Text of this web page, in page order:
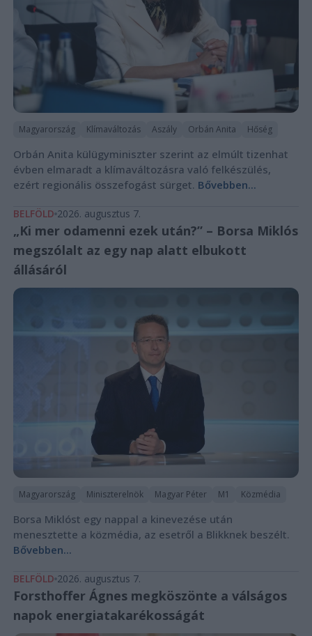
Magyarország Klímaváltozás Aszály Orbán Anita Hőség
Orbán Anita külügyminiszter szerint az elmúlt tizenhat
évben elmaradt a klímaváltozásra való felkészülés,
ezért regionális összefogást sürget. Bővebben...
BELFÖLD 2026. augusztus 7.
„Ki mer odamenni ezek után?” – Borsa Miklós
megszólalt az egy nap alatt elbukott
állásáról
Magyarország Miniszterelnök Magyar Péter M1 Közmédia
Borsa Miklóst egy nappal a kinevezése után
menesztette a közmédia, az esetről a Blikknek beszélt.
Bővebben...
BELFÖLD 2026. augusztus 7.
Forsthoffer Ágnes megköszönte a válságos
napok energiatakarékosságát